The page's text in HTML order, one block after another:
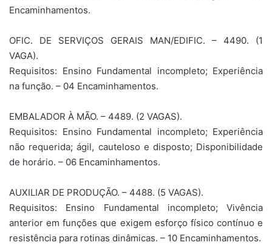
Encaminhamentos.
OFIC. DE SERVIÇOS GERAIS MAN/EDIFIC. – 4490. (1
VAGA).
Requisitos: Ensino Fundamental incompleto; Experiência
na função. – 04 Encaminhamentos.
EMBALADOR À MÃO. – 4489. (2 VAGAS).
Requisitos: Ensino Fundamental incompleto; Experiência
não requerida; ágil, cauteloso e disposto; Disponibilidade
de horário. – 06 Encaminhamentos.
AUXILIAR DE PRODUÇÃO. – 4488. (5 VAGAS).
Requisitos: Ensino Fundamental incompleto; Vivência
anterior em funções que exigem esforço físico contínuo e
resistência para rotinas dinâmicas. – 10 Encaminhamentos.